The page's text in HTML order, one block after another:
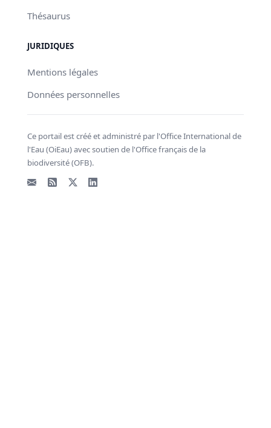
Thésaurus
JURIDIQUES
Mentions légales
Données personnelles
Ce portail est créé et administré par l'Office International de
l'Eau (OiEau) avec soutien de l'Office français de la
biodiversité (OFB).